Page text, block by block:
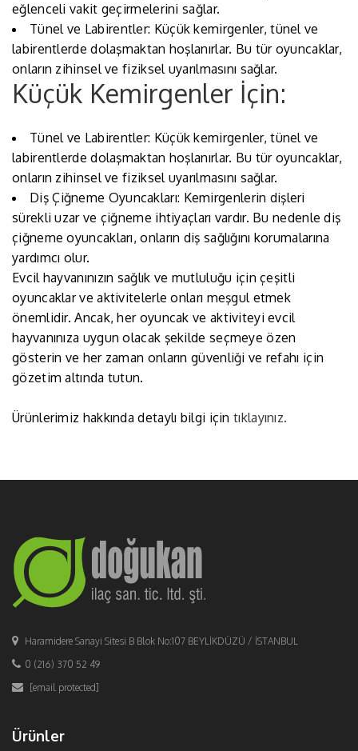
eğlenceli vakit geçirmelerini sağlar.
Tünel ve Labirentler: Küçük kemirgenler, tünel ve
labirentlerde dolaşmaktan hoşlanırlar. Bu tür oyuncaklar,
onların zihinsel ve fiziksel uyarılmasını sağlar.
Küçük Kemirgenler İçin:
Tünel ve Labirentler: Küçük kemirgenler, tünel ve
labirentlerde dolaşmaktan hoşlanırlar. Bu tür oyuncaklar,
onların zihinsel ve fiziksel uyarılmasını sağlar.
Diş Çiğneme Oyuncakları: Kemirgenlerin dişleri
sürekli uzar ve çiğneme ihtiyaçları vardır. Bu nedenle diş
çiğneme oyuncakları, onların diş sağlığını korumalarına
yardımcı olur.
Evcil hayvanınızın sağlık ve mutluluğu için çeşitli
oyuncaklar ve aktivitelerle onları meşgul etmek
önemlidir. Ancak, her oyuncak ve aktiviteyi evcil
hayvanınıza uygun olacak şekilde seçmeye özen
gösterin ve her zaman onların güvenliği ve refahı için
gözetim altında tutun.
Ürünlerimiz hakkında detaylı bilgi içintıklayınız.
Haramidere Sanayi Sitesi B Blok No:107 BEYLİKDÜZÜ / İSTANBUL
0 (216) 370 52 49
[email protected]
Ürünler